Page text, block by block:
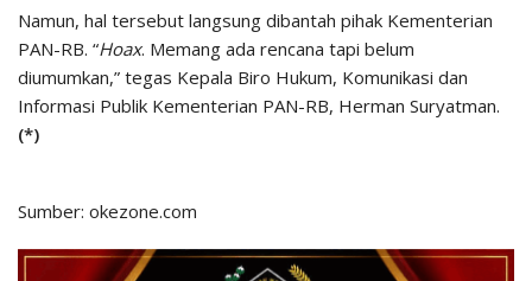
Namun, hal tersebut langsung dibantah pihak Kementerian
PAN-RB. “Hoax. Memang ada rencana tapi belum
diumumkan,” tegas Kepala Biro Hukum, Komunikasi dan
Informasi Publik Kementerian PAN-RB, Herman Suryatman.
(*)
Sumber: okezone.com